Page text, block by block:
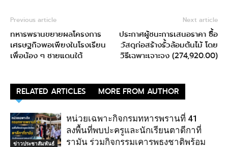
Previous article
ทหารพรานขยายผลโครงการ
เศรษฐกิจพอเพียงในโรงเรียน
เพื่อน้อง ๆ ชายแดนใต้
Next article
ประกาศผู้ชนะการเสนอราคา ซื้อ
วัสดุก่อสร้างรั้วล้อมต้นไม้ โดย
วิธีเฉพาะเจาะจง (274,920.00)
RELATED ARTICLES MORE FROM AUTHOR
ข่าวประชาสัมพันธ์
หน่วยเฉพาะกิจกรมทหารพรานที่ 41
ลงพื้นที่พบปะครูและนักเรียนตาดีกาที่
รามัน ร่วมกิจกรรมเคารพธงชาติพร้อม